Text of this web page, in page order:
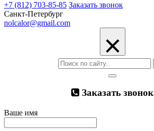
+7 (812) 703-85-85 Заказать звонок
Санкт-Петербург
nolcalor@gmail.com
×
Заказать звонок
Ваше имя